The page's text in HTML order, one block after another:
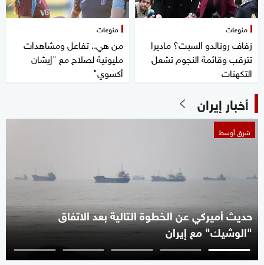
منوعات
زفاف رونالدو السبت؟ ماديرا
تترقب وقائمة النجوم تشعل
التكهنات
منوعات
من هي.. تفاعل ومشاهدات
مليونية لصلاح مع "إيشان
أكسوي"
أخبار إيران
شرق أوسط
حديث أميركي عن الخطوة التالية بعد الاتفاق
"الوشيك" مع إيران